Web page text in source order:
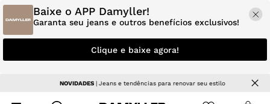
Baixe o APP Damyller!
Garanta seu jeans e outros benefícios exclusivos!
Clique e baixe agora!
NOVIDADES| Jeans e tendências para renovar seu estilo